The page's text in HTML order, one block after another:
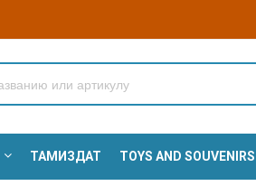
ТАМИЗДАТ TOYS AND SOUVENIRS